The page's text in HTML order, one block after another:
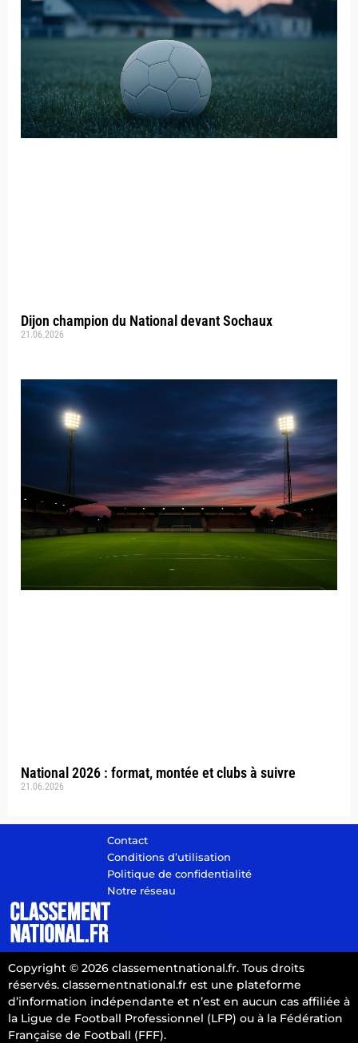
Dijon champion du National devant Sochaux
21.06.2026
National 2026 : format, montée et clubs à suivre
21.06.2026
Contact
Conditions d’utilisation
Politique de confidentialité
Notre réseau
Copyright © 2026 classementnational.fr. Tous droits
réservés. classementnational.fr est une plateforme
d’information indépendante et n’est en aucun cas affiliée à
la Ligue de Football Professionnel (LFP) ou à la Fédération
Française de Football (FFF).